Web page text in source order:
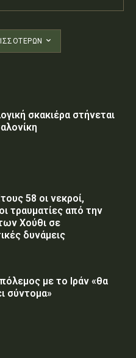
σκακιέρα στήνεται
58 οι νεκροί,
τραυματίες από την
Χούθι σε
δυνάμεις
με το Ιράν «θα
σύντομα»